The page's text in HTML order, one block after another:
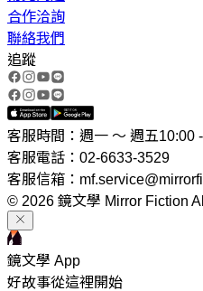
合作洽詢
聯絡我們
追蹤
客服時間：週一 ～ 週五10:00
客服電話：02-6633-3529
客服信箱：
© 2026 鏡文學 Mirror Fiction
鏡文學 App
好故事從這裡開始